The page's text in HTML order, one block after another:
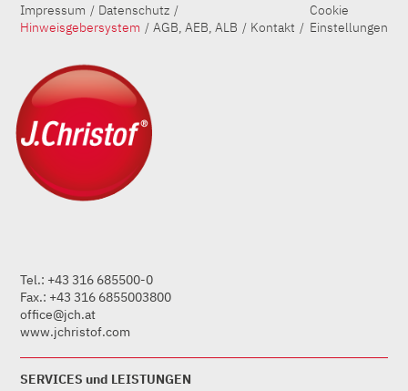
Tel.: +43 316 685500-0
Fax.: +43 316 6855003800
office@jch.at
www.jchristof.com
Impressum
Datenschutz
Hinweisgebersystem
AGB, AEB, ALB Kontakt
Cookie
Einstellungen
SERVICES und LEISTUNGEN